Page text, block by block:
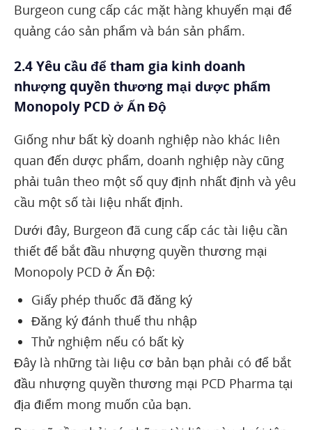
Burgeon cung cấp các mặt hàng khuyến mại để
quảng cáo sản phẩm và bán sản phẩm.
2.4 Yêu cầu để tham gia kinh doanh
nhượng quyền thương mại dược phẩm
Monopoly PCD ở Ấn Độ
Giống như bất kỳ doanh nghiệp nào khác liên
quan đến dược phẩm, doanh nghiệp này cũng
phải tuân theo một số quy định nhất định và yêu
cầu một số tài liệu nhất định.
Dưới đây, Burgeon đã cung cấp các tài liệu cần
thiết để bắt đầu nhượng quyền thương mại
Monopoly PCD ở Ấn Độ:
Giấy phép thuốc đã đăng ký
Đăng ký đánh thuế thu nhập
Thử nghiệm nếu có bất kỳ
Đây là những tài liệu cơ bản bạn phải có để bắt
đầu nhượng quyền thương mại PCD Pharma tại
địa điểm mong muốn của bạn.